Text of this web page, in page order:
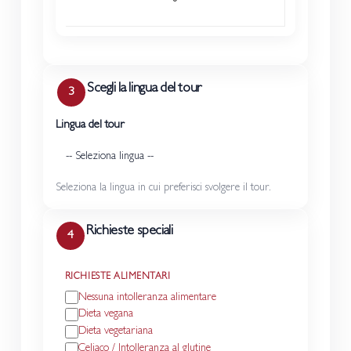
3 Scegli la lingua del tour
Lingua del tour
Seleziona la lingua in cui preferisci svolgere il tour.
4 Richieste speciali
RICHIESTE ALIMENTARI
Nessuna intolleranza alimentare
Dieta vegana
Dieta vegetariana
Celiaco / Intolleranza al glutine